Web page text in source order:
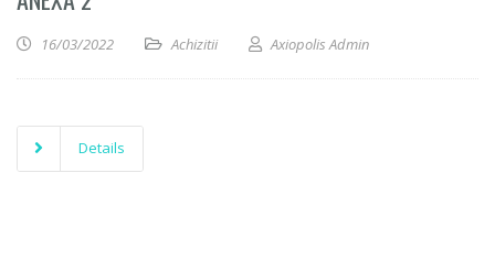
16/03/2022 Achizitii Axiopolis Admin
Details